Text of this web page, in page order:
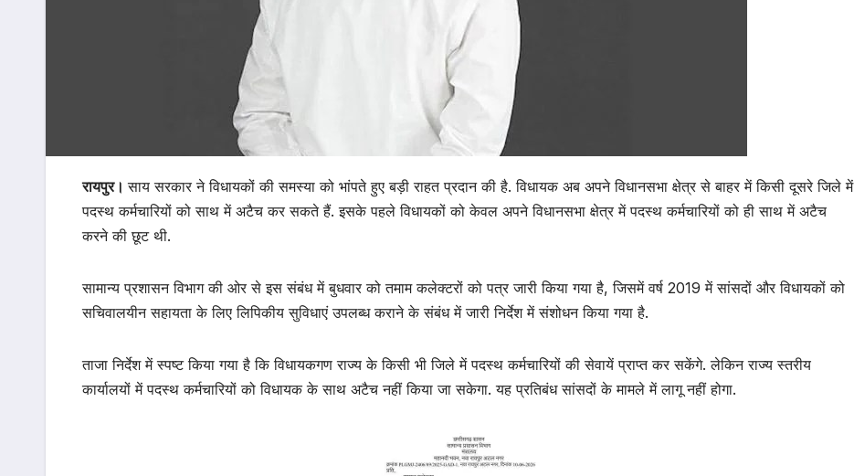
रायपुर।साय सरकार ने विधायकों की समस्या को भांपते हुए बड़ी राहत प्रदान की है. विधायक अब अपने विधानसभा क्षेत्र से बाहर में किसी दूसरे जिले में
पदस्थ कर्मचारियों को साथ में अटैच कर सकते हैं. इसके पहले विधायकों को केवल अपने विधानसभा क्षेत्र में पदस्थ कर्मचारियों को ही साथ में अटैच
करने की छूट थी.
सामान्य प्रशासन विभाग की ओर से इस संबंध में बुधवार को तमाम कलेक्टरों को पत्र जारी किया गया है, जिसमें वर्ष 2019 में सांसदों और विधायकों को
सचिवालयीन सहायता के लिए लिपिकीय सुविधाएं उपलब्ध कराने के संबंध में जारी निर्देश में संशोधन किया गया है.
ताजा निर्देश में स्पष्ट किया गया है कि विधायकगण राज्य के किसी भी जिले में पदस्थ कर्मचारियों की सेवायें प्राप्त कर सकेंगे. लेकिन राज्य स्तरीय
कार्यालयों में पदस्थ कर्मचारियों को विधायक के साथ अटैच नहीं किया जा सकेगा. यह प्रतिबंध सांसदों के मामले में लागू नहीं होगा.